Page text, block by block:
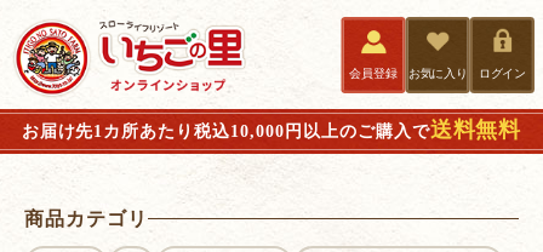
会員登録 お気に入り ログイン
お届け先1カ所あたり税込10,000円以上のご購入で送料無料
商品カテゴリ